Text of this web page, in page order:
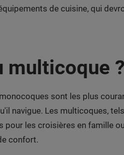
de cuisine, qui
multicoque ?
sont les plus
navigue. Les multicoques,
les croisières en famille
confort.